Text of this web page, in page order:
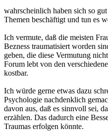
wahrscheinlich haben sich so
Themen beschäftigt und tun es
Ich vermute, daß die meisten
Bezness traumatisiert worden
geben, die diese Vermutung
Forum lebt von den
kostbar.
Ich würde gerne etwas dazu
Psychologie nachdenklich
davon aus, daß es sinnvoll sei,
erzählen. Das dadurch eine
Traumas erfolgen könnte.